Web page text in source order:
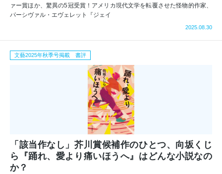
ァー賞ほか、驚異の5冠受賞！アメリカ現代文学を転覆させた怪物的作家、
パーシヴァル・エヴェレット『ジェイ
2025.08.30
文藝2025年秋季号掲載 書評
「該当作なし」芥川賞候補作のひとつ、向坂くじ
ら『踊れ、愛より痛いほうへ』はどんな小説なの
か？